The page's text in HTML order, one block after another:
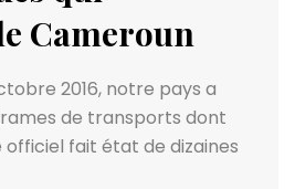
Cameroun
2016, notre pays a
de transports dont
officiel fait état de dizaines